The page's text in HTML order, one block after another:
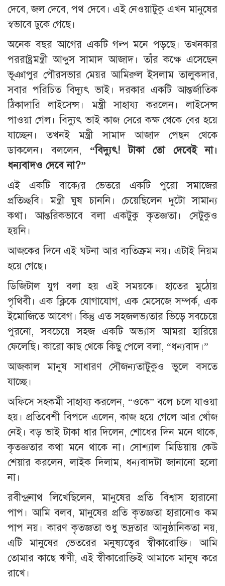
দেবে, জল দেবে, পথ দেবে। এই নেওয়াটুকু এখন মানুষের
স্বভাবে ঢুকে গেছে।
অনেক বছর আগের একটি গল্প মনে পড়ছে। তখনকার
পররাষ্ট্রমন্ত্রী আব্দুস সামাদ আজাদ। তাঁর কক্ষে এসেছেন
ভূঞাপুর পৌরসভার মেয়র আমিরুল ইসলাম তালুকদার,
সবার পরিচিত বিদ্যুৎ ভাই। দরকার একটি আন্তর্জাতিক
ঠিকাদারি লাইসেন্স। মন্ত্রী সাহায্য করলেন। লাইসেন্স
পাওয়া গেল। বিদ্যুৎ ভাই কাজ সেরে কক্ষ থেকে বের হয়ে
যাচ্ছেন। তখনই মন্ত্রী সামাদ আজাদ পেছন থেকে
ডাকলেন। বললেন, “বিদ্যুৎ! টাকা তো দেবেই না।
ধন্যবাদও দেবে না?”
এই একটি বাক্যের ভেতরে একটি পুরো সমাজের
প্রতিচ্ছবি। মন্ত্রী ঘুষ চাননি। চেয়েছিলেন দুটো সামান্য
কথা। আন্তরিকভাবে বলা একটুকু কৃতজ্ঞতা। সেটুকুও
হয়নি।
আজকের দিনে এই ঘটনা আর ব্যতিক্রম নয়। এটাই নিয়ম
হয়ে গেছে।
ডিজিটাল যুগ বলা হয় এই সময়কে। হাতের মুঠোয়
পৃথিবী। এক ক্লিকে যোগাযোগ, এক মেসেজে সম্পর্ক, এক
ইমোজিতে আবেগ। কিন্তু এত সহজলভ্যতার ভিড়ে সবচেয়ে
পুরনো, সবচেয়ে সহজ একটি অভ্যাস আমরা হারিয়ে
ফেলেছি। কারো কাছ থেকে কিছু পেলে বলা, “ধন্যবাদ।”
আজকাল মানুষ সাধারণ সৌজন্যতাটুকুও ভুলে বসতে
যাচ্ছে।
অফিসে সহকর্মী সাহায্য করলেন, “ওকে” বলে চলে যাওয়া
হয়। প্রতিবেশী বিপদে এলেন, কাজ হয়ে গেলে আর খোঁজ
নেই। বড় ভাই টাকা ধার দিলেন, শোধের দিন মনে থাকে,
কৃতজ্ঞতার কথা মনে থাকে না। সোশ্যাল মিডিয়ায় কেউ
শেয়ার করলেন, লাইক দিলাম, ধন্যবাদটা জানানো হলো
না।
রবীন্দ্রনাথ লিখেছিলেন, মানুষের প্রতি বিশ্বাস হারানো
পাপ। আমি বলব, মানুষের প্রতি কৃতজ্ঞতা হারানোও কম
পাপ নয়। কারণ কৃতজ্ঞতা শুধু ভদ্রতার আনুষ্ঠানিকতা নয়,
এটি মানুষের ভেতরের মনুষ্যত্বের স্বীকারোক্তি। আমি
তোমার কাছে ঋণী, এই স্বীকারোক্তিই আমাকে মানুষ করে
রাখে।